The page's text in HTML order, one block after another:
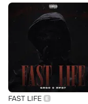
FAST LIFE